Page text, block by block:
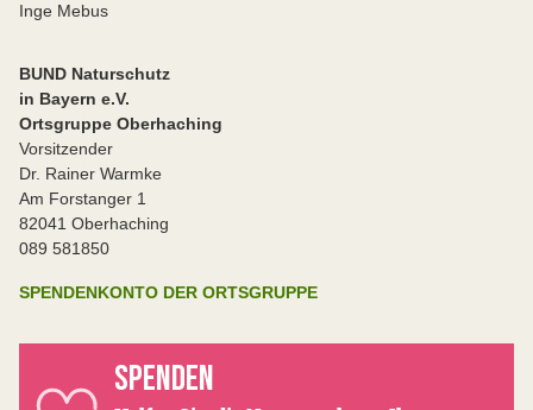
Inge Mebus
BUND Naturschutz
in Bayern e.V.
Ortsgruppe Oberhaching
Vorsitzender
Dr. Rainer Warmke
Am Forstanger 1
82041 Oberhaching
089 581850
SPENDENKONTO DER ORTSGRUPPE
SPENDEN